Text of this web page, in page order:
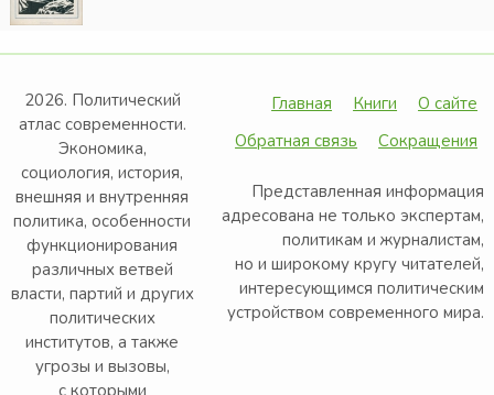
2026. Политический
атлас современности.
Экономика,
социология, история,
внешняя и внутренняя
политика, особенности
функционирования
различных ветвей
власти, партий и других
политических
институтов, а также
угрозы и вызовы,
Главная Книги
О сайте
Обратная связь
Сокращения
Представленная информация
адресована не только экспертам,
политикам и журналистам,
но и широкому кругу читателей,
интересующимся политическим
устройством современного мира.